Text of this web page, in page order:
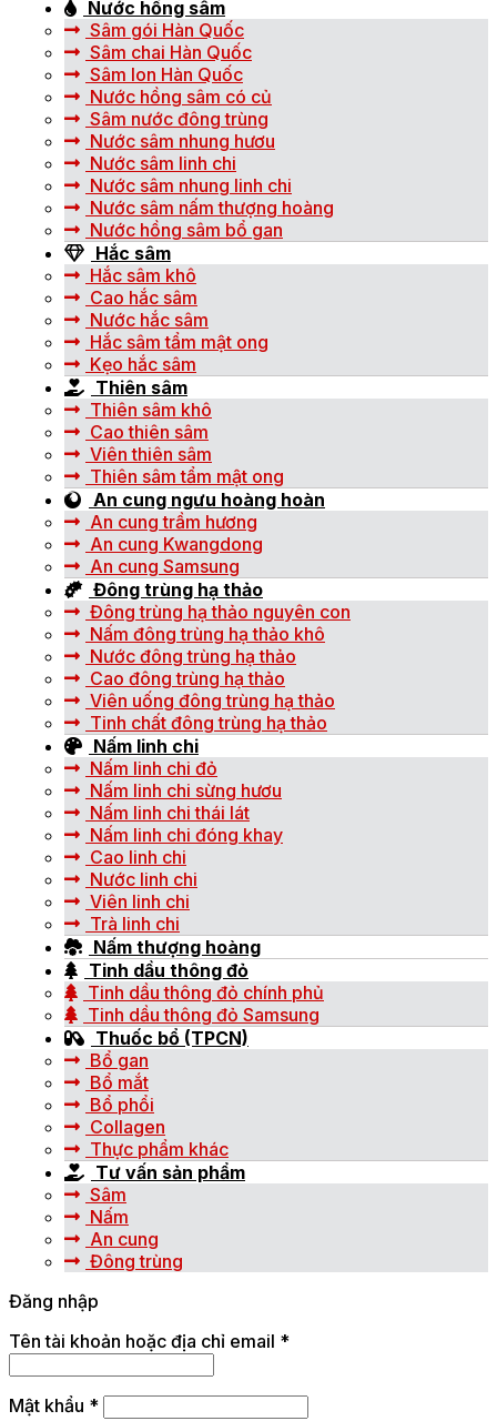
Nước hồng sâm
Sâm gói Hàn Quốc
Sâm chai Hàn Quốc
Sâm lon Hàn Quốc
Nước hồng sâm có củ
Sâm nước đông trùng
Nước sâm nhung hươu
Nước sâm linh chi
Nước sâm nhung linh chi
Nước sâm nấm thượng hoàng
Nước hồng sâm bổ gan
Hắc sâm
Hắc sâm khô
Cao hắc sâm
Nước hắc sâm
Hắc sâm tẩm mật ong
Kẹo hắc sâm
Thiên sâm
Thiên sâm khô
Cao thiên sâm
Viên thiên sâm
Thiên sâm tẩm mật ong
An cung ngưu hoàng hoàn
An cung trầm hương
An cung Kwangdong
An cung Samsung
Đông trùng hạ thảo
Đông trùng hạ thảo nguyên con
Nấm đông trùng hạ thảo khô
Nước đông trùng hạ thảo
Cao đông trùng hạ thảo
Viên uống đông trùng hạ thảo
Tinh chất đông trùng hạ thảo
Nấm linh chi
Nấm linh chi đỏ
Nấm linh chi sừng hươu
Nấm linh chi thái lát
Nấm linh chi đóng khay
Cao linh chi
Nước linh chi
Viên linh chi
Trà linh chi
Nấm thượng hoàng
Tinh dầu thông đỏ
Tinh dầu thông đỏ chính phủ
Tinh dầu thông đỏ Samsung
Thuốc bổ (TPCN)
Bổ gan
Bổ mắt
Bổ phổi
Collagen
Thực phẩm khác
Tư vấn sản phẩm
Sâm
Nấm
An cung
Đông trùng
Đăng nhập
Tên tài khoản hoặc địa chỉ email *
Mật khẩu *